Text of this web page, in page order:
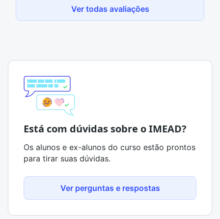
Ver todas avaliações
Está com dúvidas sobre o IMEAD?
Os alunos e ex-alunos do curso estão prontos
para tirar suas dúvidas.
Ver perguntas e respostas